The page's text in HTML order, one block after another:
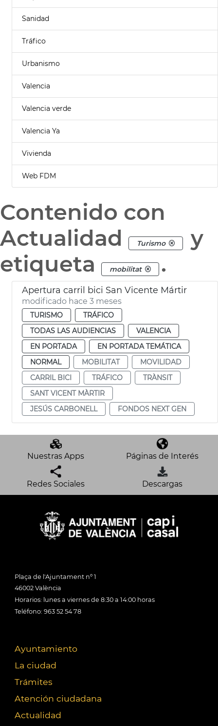
Sanidad
Tráfico
Urbanismo
Valencia
Valencia verde
Valencia Ya
Vivienda
Web FDM
Contenido con
Actualidad
Turismo
y
etiqueta
mobilitat .
Apertura carril bici San Vicente Mártir
modificado hace 3 meses
TURISMO
TRÁFICO
TODAS LAS AUDIENCIAS
VALENCIA
EN PORTADA
EN PORTADA TEMÁTICA
NORMAL
MOBILITAT
MOVILIDAD
CARRIL BICI
TRÁFICO
TRÀNSIT
SANT VICENT MÀRTIR
JESÚS CARBONELL
FONDOS NEXT GEN
Nuestras Apps Páginas de Interés
Redes Sociales Descargas
Plaça de l'Ajuntament nº 1
46002 València
Horarios: lunes a viernes de 8:30 a 14:00 horas
Teléfono: 963 52 54 78
Ayuntamiento
La ciudad
Trámites
Atención ciudadana
Actualidad